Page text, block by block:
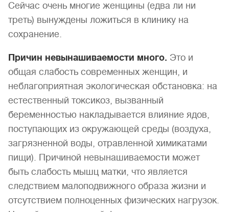
Сейчас очень многие женщины (едва ли ни
треть) вынуждены ложиться в клинику на
сохранение.
Причин невынашиваемости много. Это и
общая слабость современных женщин, и
неблагоприятная экологическая обстановка: на
естественный токсикоз, вызванный
беременностью накладывается влияние ядов,
поступающих из окружающей среды (воздуха,
загрязненной воды, отравленной химикатами
пищи). Причиной невынашиваемости может
быть слабость мышц матки, что является
следствием малоподвижного образа жизни и
отсутствием полноценных физических нагрузок.